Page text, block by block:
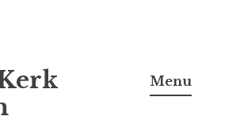
Menu